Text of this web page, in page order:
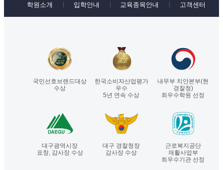
학원소개 입학안내 교육종목안내 고객센터
국민선호브랜드대상
수상
한국소비자산업평가
우수
5년 연속 수상
내무부 치안본부(현
경찰청)
최우수학원 선정
대구광역시장
표창, 감사장 수상
대구 경찰청장
감사장 수상
근로복지공단
재활사업부
최우수기관 선정